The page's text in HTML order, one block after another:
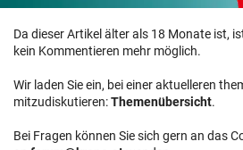
Da dieser Artikel älter als 18 Monate ist,
kein Kommentieren mehr möglich.
Wir laden Sie ein, bei einer aktuelleren
mitzudiskutieren:Themenübersicht.
Bei Fragen können Sie sich gern an das